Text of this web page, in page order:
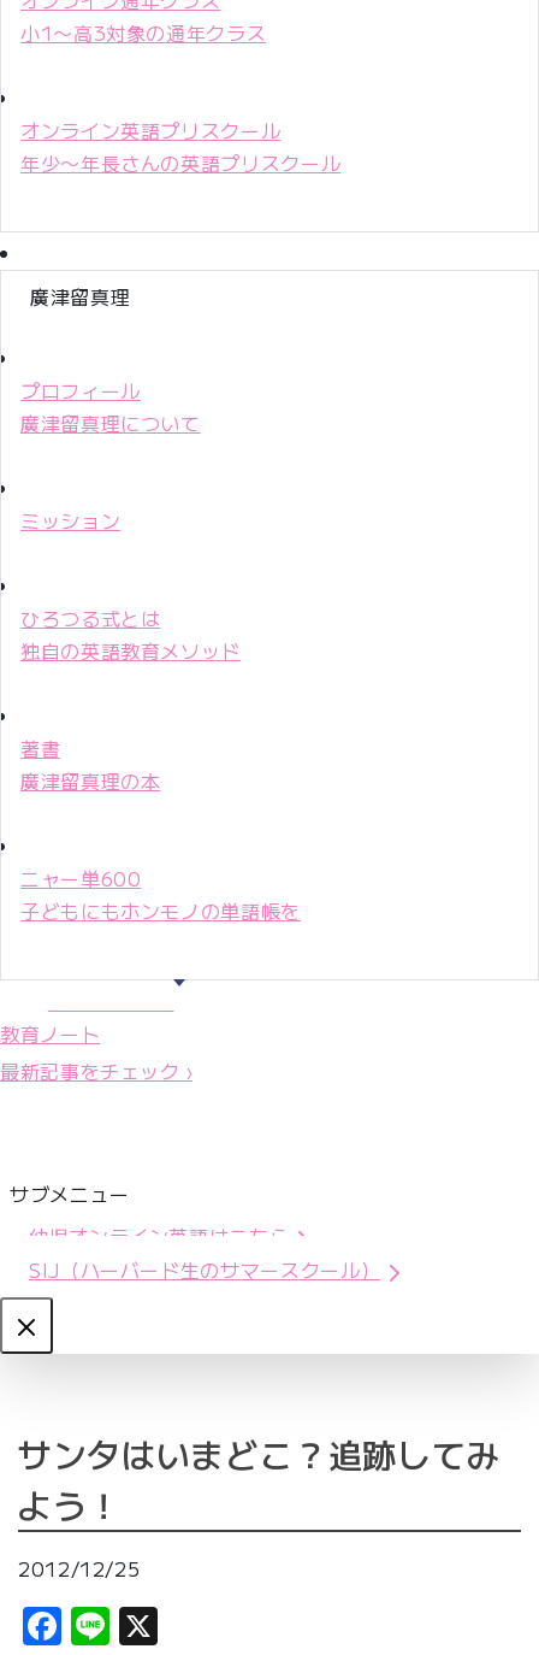
小1〜高3対象の通年クラス
オンライン英語プリスクール
年少〜年長さんの英語プリスクール
廣津留真理
プロフィール
廣津留真理について
ミッション
ひろつる式とは
独自の英語教育メソッド
著書
廣津留真理の本
ニャー単600
子どもにもホンモノの単語帳を
教育ノート
最新記事をチェック ›
サブメニュー
幼児オンライン英語はこちら
SIJ（ハーバード生のサマースクール）
Close
サンタはいまどこ？追跡してみ
よう！
2012/12/25
Facebook
Line